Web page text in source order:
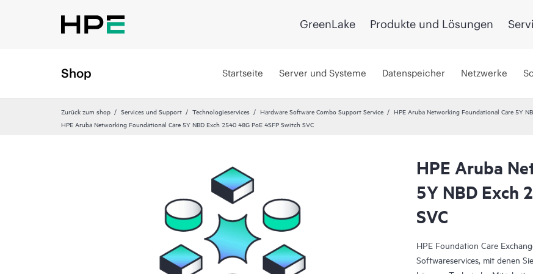
GreenLake Produkte und Lösungen
Shop Startseite Server und Systeme Datenspeicher Netzwerke
Zurück zum shop Services und Support Technologieservices Hardware Software Combo Support Service
HPE Aruba Networking Foundational Care 5Y
HPE Aruba Networking Foundational Care 5Y NBD Exch 2540 48G PoE 4SFP Switch SVC
HPE Aruba
5Y NBD Exch
SVC
HPE Foundation Care
Softwareservices, mit denen